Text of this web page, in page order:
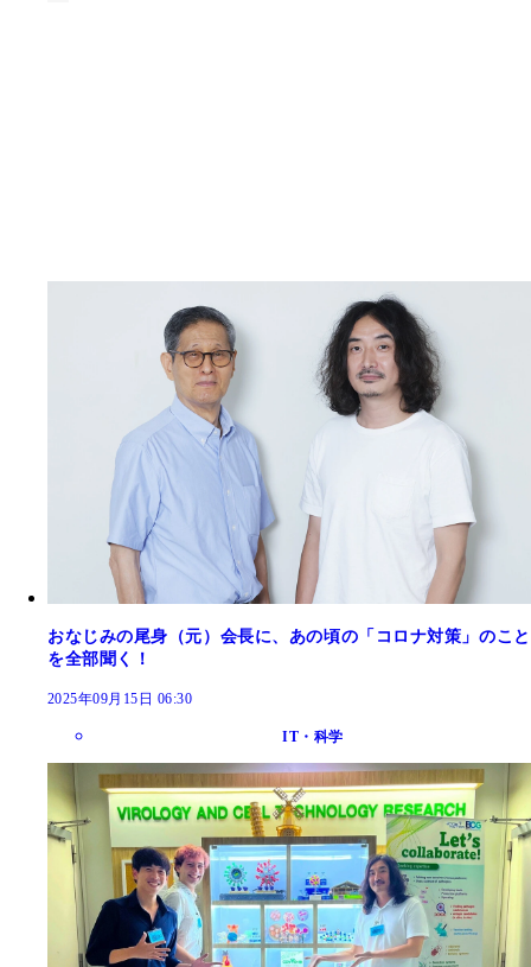
おなじみの尾身（元）会長に、あの頃の「コロナ対策」のこと
を全部聞く！
2025年09月15日 06:30
IT・科学